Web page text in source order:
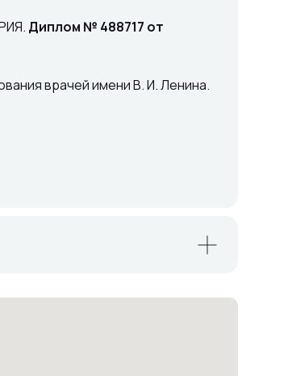
Диплом № 488717 от
врачей имени В. И. Ленина.